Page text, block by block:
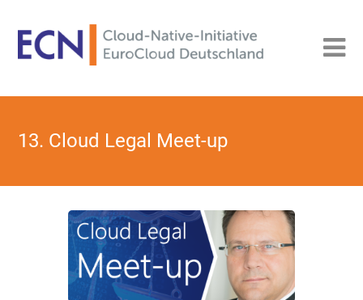
13. Cloud Legal Meet-up